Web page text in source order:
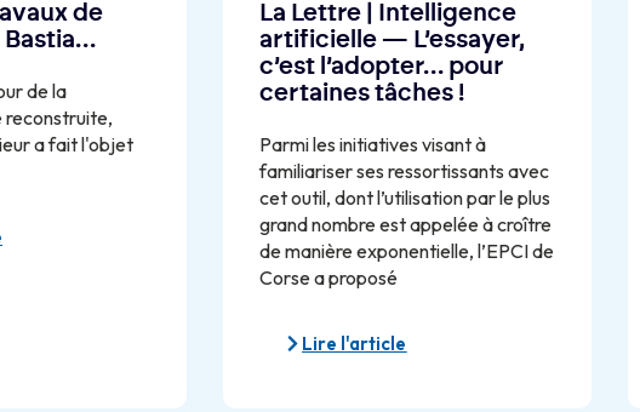
de
Bastia…
de la
reconstruite,
a fait l'objet
La Lettre | Intelligence
artificielle — L’essayer,
c’est l’adopter… pour
certaines tâches !
Parmi les initiatives visant à
familiariser ses ressortissants avec
cet outil, dont l’utilisation par le plus
grand nombre est appelée à croître
de manière exponentielle, l’EPCI de
Corse a proposé
Lire l'article